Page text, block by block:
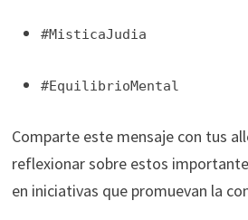
#MisticaJudia
#EquilibrioMental
Comparte este mensaje con tus
reflexionar sobre estos
en iniciativas que promuevan la